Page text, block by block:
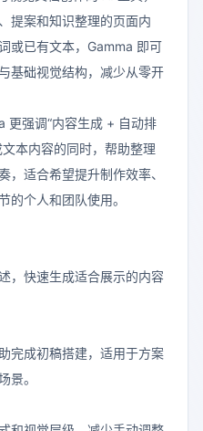
提案和知识整理的页面内
或已有文本，Gamma 即可
基础视觉结构，减少从零开
更强调“内容生成 + 自动排
本内容的同时，帮助整理
，适合希望提升制作效率、
的个人和团队使用。
，快速生成适合展示的内容
完成初稿搭建，适用于方案
景。